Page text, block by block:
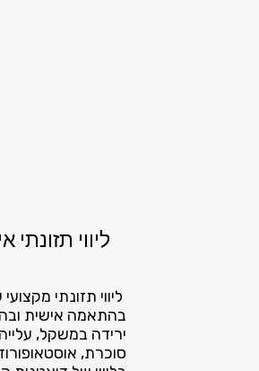
ליווי תזונתי
ליווי תזונתי
בהתאמה אישית
ירידה במשקל,
סוכרת,